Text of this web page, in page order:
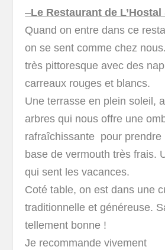
–Le Restaurant de
Quand on entre dans ce
on se sent comme chez
très pittoresque avec des
carreaux rouges et blancs.
Une terrasse en plein soleil,
arbres qui nous offre une
rafraîchissante pour prendre
base de vermouth très frais.
qui sent les vacances.
Coté table, on est dans une
traditionnelle et généreuse.
tellement bonne !
Je recommande vivement